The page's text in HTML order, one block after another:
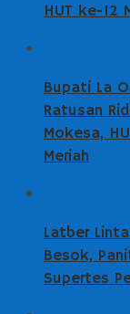
HUT ke-12
Bupati La
Ratusan
Mokesa,
Meriah
Latber
Besok,
Supertes